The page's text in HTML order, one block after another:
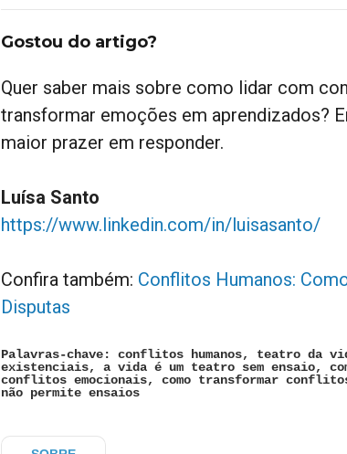
Gostou do artigo?
Quer saber mais sobre como lidar com
transformar emoções em aprendizados?
maior prazer em responder.
Luísa Santo
https://www.linkedin.com/in/luisasanto/
Confira também: Conflitos Humanos:
Disputas
Palavras-chave: conflitos humanos, teatro da
existenciais, a vida é um teatro sem ensaio,
conflitos emocionais, como transformar
não permite ensaios